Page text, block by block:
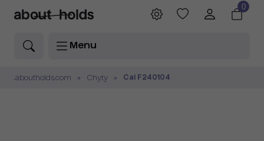
Menu
0
.aboutholds.com Chyty Cai F240104